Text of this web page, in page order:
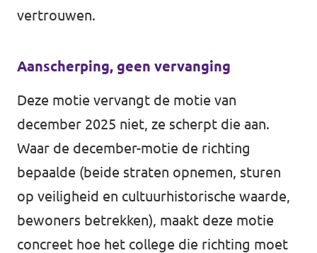
vertrouwen.
Aanscherping, geen vervanging
Deze motie vervangt de motie van
december 2025 niet, ze scherpt die aan.
Waar de december-motie de richting
bepaalde (beide straten opnemen, sturen
op veiligheid en cultuurhistorische waarde,
bewoners betrekken), maakt deze motie
concreet hoe het college die richting moet